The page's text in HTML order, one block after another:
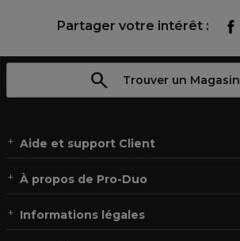
Partager votre intérêt :
Trouver un Magasin
Aide et support Client
À propos de Pro-Duo
Informations légales